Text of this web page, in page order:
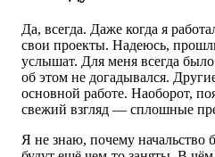
Да, всегда. Даже когда я
свои проекты. Надеюсь,
услышат. Для меня всегда
об этом не догадывался.
основной работе. Наоборот,
свежий взгляд — сплошные
Я не знаю, почему начальство